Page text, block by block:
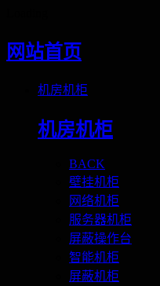
网站首页
机房机柜
机房机柜
BACK
壁挂机柜
网络机柜
服务器机柜
屏蔽操作台
智能机柜
屏蔽机柜